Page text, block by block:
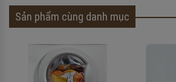
Sản phẩm cùng danh mục